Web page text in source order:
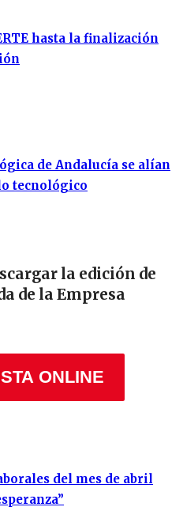
hasta la finalización
de Andalucía se alían
tecnológico
la edición de
de la Empresa
ONLINE
del mes de abril